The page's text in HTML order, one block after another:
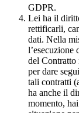
GDPR.
Lei ha il
rettificarli,
dati. Nella
del Contratto
per dare
tali contratti
ha anche il
momento,